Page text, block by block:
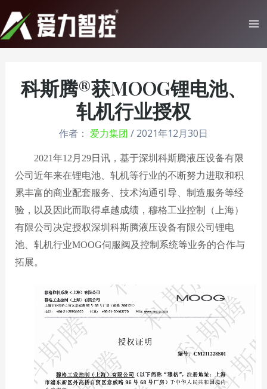
至
内
科斯腾®获MOOG锂电池、
轧机行业授权
作者： 爱力集团 / 2021年12月30日
2021年1 2 月 29日讯，基于深圳科斯腾液压设备有限
公司近年来在锂电池、轧机等行业的不断努力进取和积
累丰富的商业配套服务、技术沟通引导、制造服务等经
验，以及因此而取得卓越成绩，穆格工业控制（上海）
有限公司决定授权深圳科斯腾液压设备有限公司锂电
池、轧机行业MOOG伺服阀及控制系统等业务的合作与
拓展。